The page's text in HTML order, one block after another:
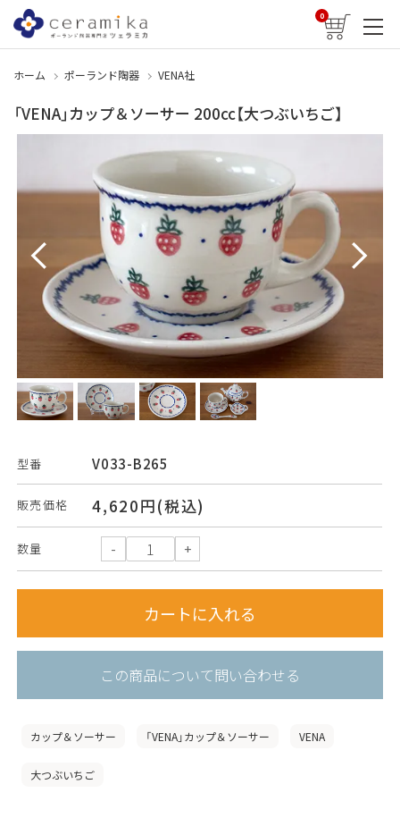
0
ホーム ポーランド陶器 VENA社
「VENA」カップ＆ソーサー 200cc【大つぶいちご】
型番 V033-B265
販売価格 4,620円(税込)
数量
この商品について問い合わせる
カップ＆ソーサー 「VENA」カップ＆ソーサー VENA
大つぶいちご